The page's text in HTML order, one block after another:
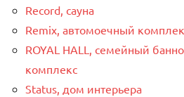
Record, сауна
Remix, автомоечный
ROYAL HALL, семейный
комплекс
Status, дом интерьера